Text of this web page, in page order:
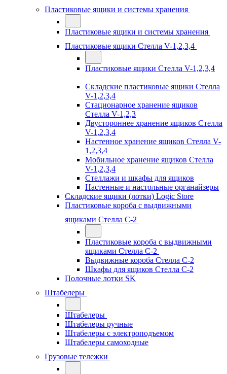
Пластиковые ящики и системы хранения
Пластиковые ящики и системы хранения
Пластиковые ящики Стелла V-1,2,3,4
Пластиковые ящики Стелла V-1,2,3,4
Складские пластиковые ящики Стелла
V-1,2,3,4
Стационарное хранение ящиков
Стелла V-1,2,3
Двустороннее хранение ящиков Стелла
V-1,2,3,4
Настенное хранение ящиков Стелла V-
1,2,3,4
Мобильное хранение ящиков Стелла
V-1,2,3,4
Стеллажи и шкафы для ящиков
Настенные и настольные органайзеры
Складские ящики (лотки) Logiс Store
Пластиковые короба с выдвижными
ящиками Стелла С-2
Пластиковые короба с выдвижными
ящиками Стелла С-2
Выдвижные короба Стелла С-2
Шкафы для ящиков Стелла С-2
Полочные лотки SK
Штабелеры
Штабелеры
Штабелеры ручные
Штабелеры с электроподъемом
Штабелеры самоходные
Грузовые тележки